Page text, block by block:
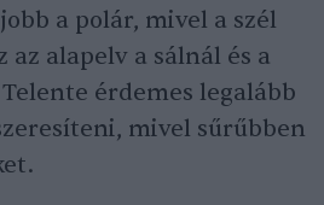
a polár, mivel a szél
alapelv a sálnál és a
érdemes legalább
mivel sűrűbben